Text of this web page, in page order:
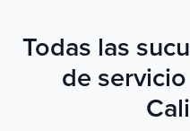
Todas las
de